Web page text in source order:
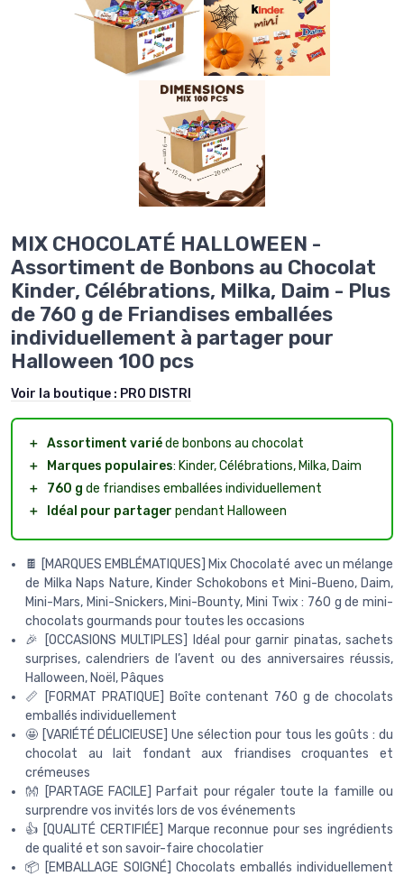
MIX CHOCOLATÉ HALLOWEEN -
Assortiment de Bonbons au Chocolat
Kinder, Célébrations, Milka, Daim - Plus
de 760 g de Friandises emballées
individuellement à partager pour
Halloween 100 pcs
Voir la boutique : PRO DISTRI
＋ Assortiment variéde bonbons au chocolat
＋
Marques populaires: Kinder, Célébrations, Milka, Daim
＋
760 g de friandises emballées individuellement
＋
Idéal pour partager pendant Halloween
🍫 [MARQUES EMBLÉMATIQUES] Mix Chocolaté avec un mélange
de Milka Naps Nature, Kinder Schokobons et Mini-Bueno, Daim,
Mini-Mars, Mini-Snickers, Mini-Bounty, Mini Twix : 760 g de mini-
chocolats gourmands pour toutes les occasions
🎉 [OCCASIONS MULTIPLES] Idéal pour garnir pinatas, sachets
surprises, calendriers de l’avent ou des anniversaires réussis,
Halloween, Noël, Pâques
📏 [FORMAT PRATIQUE] Boîte contenant 760 g de chocolats
emballés individuellement
🤩 [VARIÉTÉ DÉLICIEUSE] Une sélection pour tous les goûts : du
chocolat au lait fondant aux friandises croquantes et
crémeuses
👐 [PARTAGE FACILE] Parfait pour régaler toute la famille ou
surprendre vos invités lors de vos événements
👍 [QUALITÉ CERTIFIÉE] Marque reconnue pour ses ingrédients
de qualité et son savoir-faire chocolatier
📦 [EMBALLAGE SOIGNÉ] Chocolats emballés individuellement